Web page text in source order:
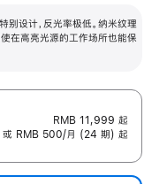
别设计，反光率极低。纳米纹理
在高亮光源的工作场所也能保
RMB 11,999 起
或 RMB 500/月 (24 期) 起